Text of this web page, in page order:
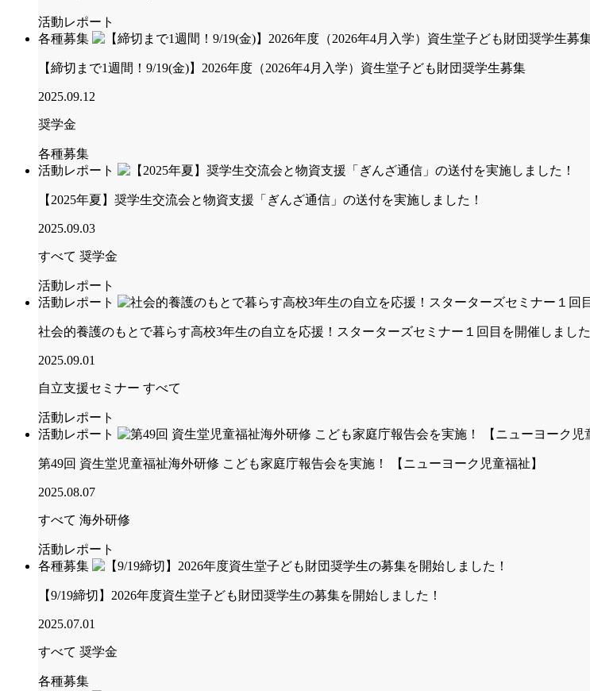
活動レポート
各種募集
【締切まで1週間！9/19(金)】2026年度（2026年4月入学）資生堂子ども財団奨学生募集
2025.09.12
奨学金
各種募集
活動レポート
【2025年夏】奨学生交流会と物資支援「ぎんざ通信」の送付を実施しました！
2025.09.03
すべて 奨学金
活動レポート
活動レポート
社会的養護のもとで暮らす高校3年生の自立を応援！スターターズセミナー１回目を開催しました
2025.09.01
自立支援セミナー すべて
活動レポート
活動レポート
第49回 資生堂児童福祉海外研修 こども家庭庁報告会を実施！ 【ニューヨーク児童福祉】
2025.08.07
すべて 海外研修
活動レポート
各種募集
【9/19締切】2026年度資生堂子ども財団奨学生の募集を開始しました！
2025.07.01
すべて 奨学金
各種募集